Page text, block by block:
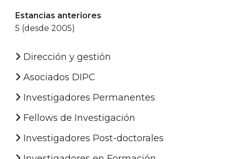
Estancias anteriores
5 (desde 2005)
Dirección y gestión
Asociados DIPC
Investigadores Permanentes
Fellows de Investigación
Investigadores Post-doctorales